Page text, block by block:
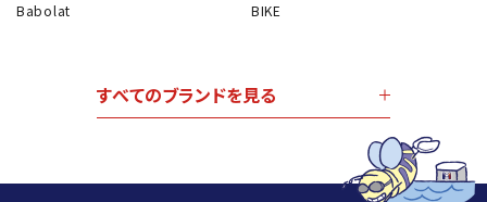
Babolat BIKE
すべてのブランドを見る